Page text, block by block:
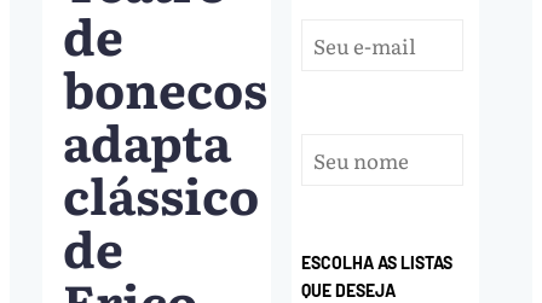
de
bonecos
adapta
clássico
de
ESCOLHA AS LISTAS
QUE DESEJA